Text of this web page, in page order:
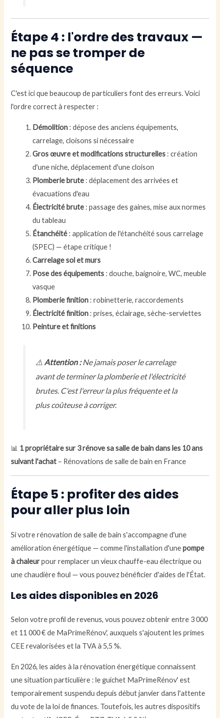
Étape 4 : l'ordre des travaux —
ne pas se tromper de
séquence
C'est ici que beaucoup de particuliers font des erreurs. Voici
l'ordre correct à respecter :
Démolition : dépose des anciens équipements,
carrelage, cloisons si nécessaire
Gros œuvre et modifications structurelles : création
d'une niche, déplacement d'une cloison
Plomberie brute : déplacement des arrivées et
évacuations d'eau
Électricité brute : passage des gaines, mise aux normes
du tableau
Étanchéité : application de l'étanchéité sous carrelage
(SPEC) — étape critique !
Carrelage sol et murs
Pose des équipements : douche, baignoire, WC, meuble
vasque
Plomberie finition : robinetterie, raccordements
Électricité finition : prises, éclairage, sèche-serviettes
Peinture et finitions
⚠️ Attention :Ne jamais poser le carrelage
avant de terminer la plomberie et l'électricité
brutes. C'est l'erreur la plus fréquente et la
plus coûteuse à corriger.
📊 1 propriétaire sur 3 rénove sa salle de bain dans les 10 ans
suivant l'achat – Rénovations de salle de bain en France
Étape 5 : profiter des aides
pour aller plus loin
Si votre rénovation de salle de bain s'accompagne d'une
amélioration énergétique — comme l'installation d'unepompe
à chaleurpour remplacer un vieux chauffe-eau électrique ou
une chaudière fioul — vous pouvez bénéficier d'aides de l'État.
Les aides disponibles en 2026
Selon votre profil de revenus, vous pouvez obtenir entre 3 000
et 11 000 € de MaPrimeRénov', auxquels s'ajoutent les primes
CEE revalorisées et la TVA à 5,5 %.
En 2026, les aides à la rénovation énergétique connaissent
une situation particulière : le guichet MaPrimeRénov' est
temporairement suspendu depuis début janvier dans l'attente
du vote de la loi de finances. Toutefois, les autres dispositifs